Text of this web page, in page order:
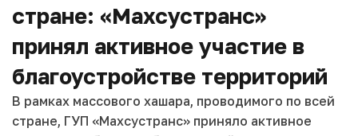
стране: «Махсустранс»
принял активное участие в
благоустройстве территорий
В рамках массового хашара, проводимого по всей
стране, ГУП «Махсустранс» приняло активное